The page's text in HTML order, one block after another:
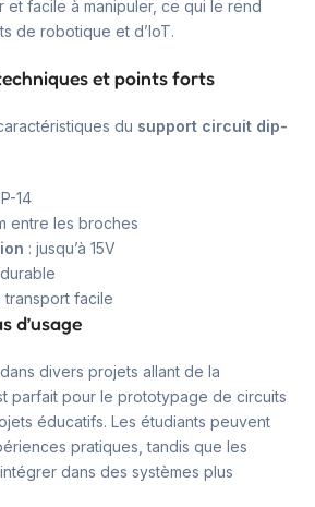
et facile à manipuler, ce qui le rend
de robotique et d’IoT.
et points forts
du support circuit dip-
14
entre les broches
: jusqu’à 15V
transport facile
d’usage
divers projets allant de la
parfait pour le prototypage de circuits
éducatifs. Les étudiants peuvent
pratiques, tandis que les
dans des systèmes plus